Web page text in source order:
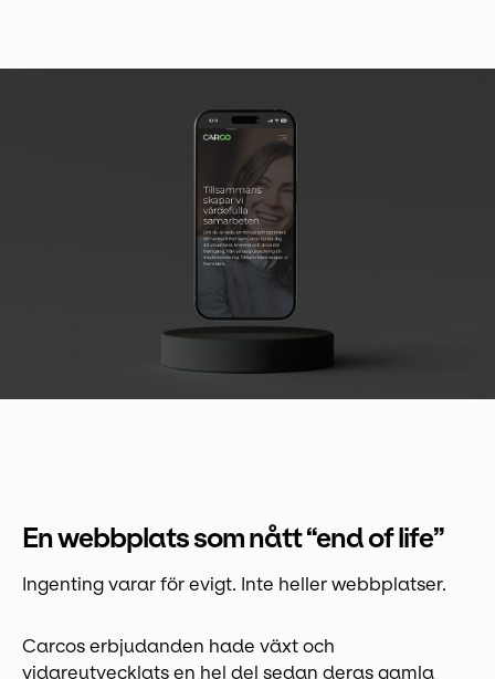
En webbplats som nått “end of life”
Ingenting varar för evigt. Inte heller webbplatser.
Carcos erbjudanden hade växt och
vidareutvecklats en hel del sedan deras gamla